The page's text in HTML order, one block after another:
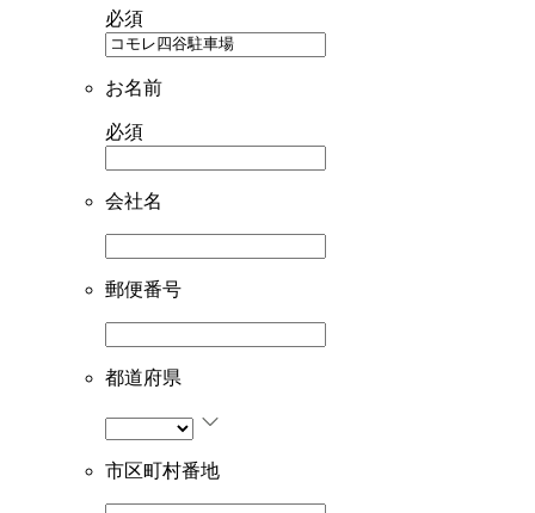
必須
お名前
必須
会社名
郵便番号
都道府県
市区町村番地